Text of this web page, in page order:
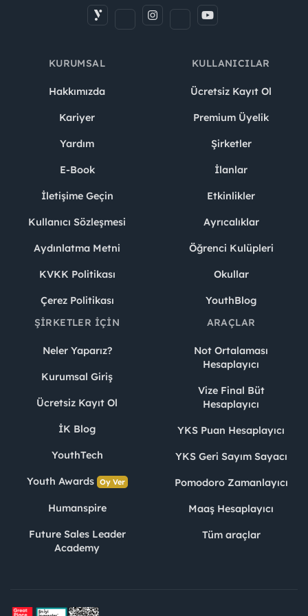
yarışmalar, projeler ve aktif olunan topluluklar
(Opsiyoneldir),
KURUMSAL
Hakkımızda
Kariyer
Yardım
E-Book
İletişime Geçin
Kullanıcı Sözleşmesi
Aydınlatma Metni
KVKK Politikası
Çerez Politikası
KULLANICILAR
Ücretsiz Kayıt Ol
Premium Üyelik
Şirketler
İlanlar
Etkinlikler
Ayrıcalıklar
Öğrenci Kulüpleri
Okullar
YouthBlog
ŞIRKETLER İÇIN
Neler Yaparız?
Kurumsal Giriş
Ücretsiz Kayıt Ol
İK Blog
YouthTech
Youth Awards Oy Ver
Humanspire
Future Sales Leader
Academy
ARAÇLAR
Not Ortalaması
Hesaplayıcı
Vize Final Büt
Hesaplayıcı
YKS Puan Hesaplayıcı
YKS Geri Sayım Sayacı
Pomodoro Zamanlayıcı
Maaş Hesaplayıcı
Tüm araçlar